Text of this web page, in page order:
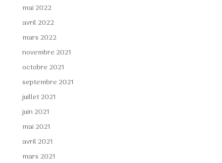
mai 2022
avril 2022
mars 2022
novembre 2021
octobre 2021
septembre 2021
juillet 2021
juin 2021
mai 2021
avril 2021
mars 2021